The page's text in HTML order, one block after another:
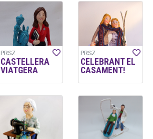
PRSZ
CASTELLERA
VIATGERA
PRSZ
CELEBRANT EL
CASAMENT!